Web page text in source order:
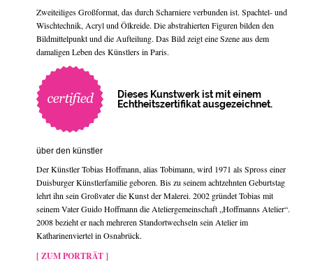
Zweiteiliges Großformat, das durch Scharniere verbunden ist. Spachtel- und
Wischtechnik, Acryl und Ölkreide. Die abstrahierten Figuren bilden den
Bildmittelpunkt und die Aufteilung. Das Bild zeigt eine Szene aus dem
damaligen Leben des Künstlers in Paris.
Dieses Kunstwerk ist mit einem
Echtheitszertifikat ausgezeichnet.
über den künstler
Der Künstler Tobias Hoffmann, alias Tobimann, wird 1971 als Spross einer
Duisburger Künstlerfamilie geboren. Bis zu seinem achtzehnten Geburtstag
lehrt ihn sein Großvater die Kunst der Malerei. 2002 gründet Tobias mit
seinem Vater Guido Hoffmann die Ateliergemeinschaft „Hoffmanns Atelier“.
2008 bezieht er nach mehreren Standortwechseln sein Atelier im
Katharinenviertel in Osnabrück.
[ ZUM PORTRÄT ]